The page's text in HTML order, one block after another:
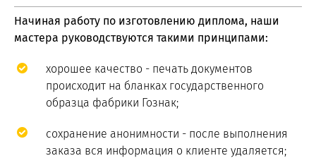
Начиная работу по изготовлению диплома, наши
мастера руководствуются такими принципами:
хорошее качество - печать документов
происходит на бланках государственного
образца фабрики Гознак;
сохранение анонимности - после выполнения
заказа вся информация о клиенте удаляется;